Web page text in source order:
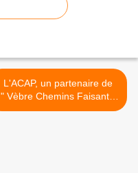
L'ACAP, un partenaire de
" Vèbre Chemins Faisant "
>